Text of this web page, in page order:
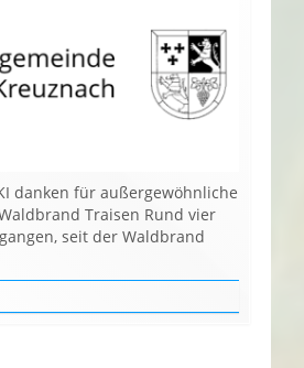
danken für außergewöhnliche
Traisen Rund vier
seit der Waldbrand